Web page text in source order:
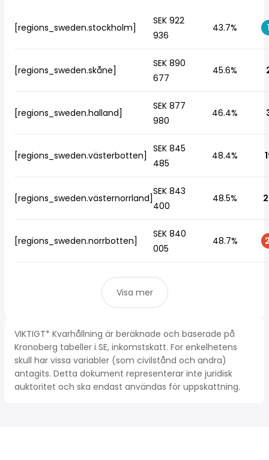
[regions_sweden.stockholm]
SEK 922
936
43.7%
[regions_sweden.skåne]
SEK 890
677
45.6%
[regions_sweden.halland]
SEK 877
980
46.4%
[regions_sweden.västerbotten]
SEK 845
485
48.4%
[regions_sweden.västernorrland]
SEK 843
400
48.5%
[regions_sweden.norrbotten]
SEK 840
005
48.7%
Visa mer
VIKTIGT* Kvarhållning är beräknade och baserade på
Kronoberg tabeller i SE, inkomstskatt. For enkelhetens
skull har vissa variabler (som civilstånd och andra)
antagits. Detta dokument representerar inte juridisk
auktoritet och ska endast användas för uppskattning.